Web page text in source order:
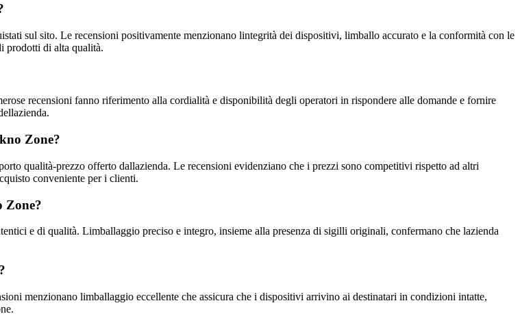
sul sito. Le recensioni positivamente menzionano lintegrità dei dispositivi, limballo accurato e la conformità con le
prodotti di alta qualità.
recensioni fanno riferimento alla cordialità e disponibilità degli operatori in rispondere alle domande e fornire
Zone?
qualità-prezzo offerto dallazienda. Le recensioni evidenziano che i prezzi sono competitivi rispetto ad altri
conveniente per i clienti.
Zone?
e di qualità. Limballaggio preciso e integro, insieme alla presenza di sigilli originali, confermano che lazienda
menzionano limballaggio eccellente che assicura che i dispositivi arrivino ai destinatari in condizioni intatte,